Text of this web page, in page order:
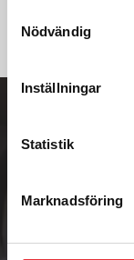
Nödvändig
Inställningar
Statistik
Marknadsföring
Adress
E-post